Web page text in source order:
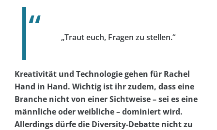
„Traut euch, Fragen zu stellen.“
Kreativität und Technologie gehen für Rachel
Hand in Hand. Wichtig ist ihr zudem, dass eine
Branche nicht von einer Sichtweise – sei es eine
männliche oder weibliche – dominiert wird.
Allerdings dürfe die Diversity-Debatte nicht zu